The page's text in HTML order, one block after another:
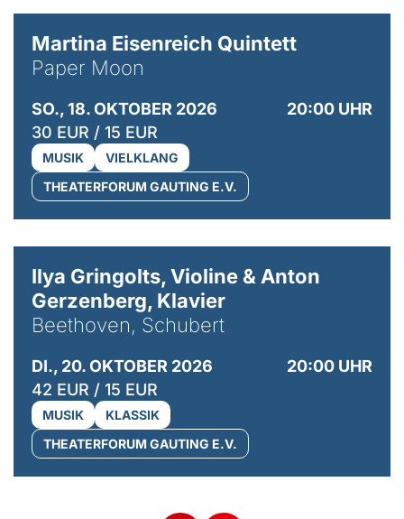
Martina Eisenreich Quintett
Paper Moon
SO., 18. OKTOBER 2026
20:00 UHR
30 EUR / 15 EUR
MUSIK
VIELKLANG
THEATERFORUM GAUTING E.V.
Ilya Gringolts, Violine & Anton
Gerzenberg, Klavier
Beethoven, Schubert
DI., 20. OKTOBER 2026
20:00 UHR
42 EUR / 15 EUR
MUSIK
KLASSIK
THEATERFORUM GAUTING E.V.